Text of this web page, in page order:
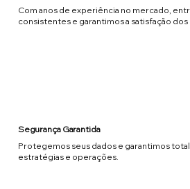
Com anos de experiência no mercado,
consistentes e garantimos a satisfação
Segurança Garantida
Protegemos seus dados e garantimos
estratégias e operações.